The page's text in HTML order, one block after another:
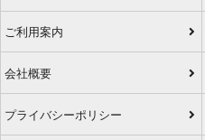
ご利用案内
会社概要
プライバシーポリシー